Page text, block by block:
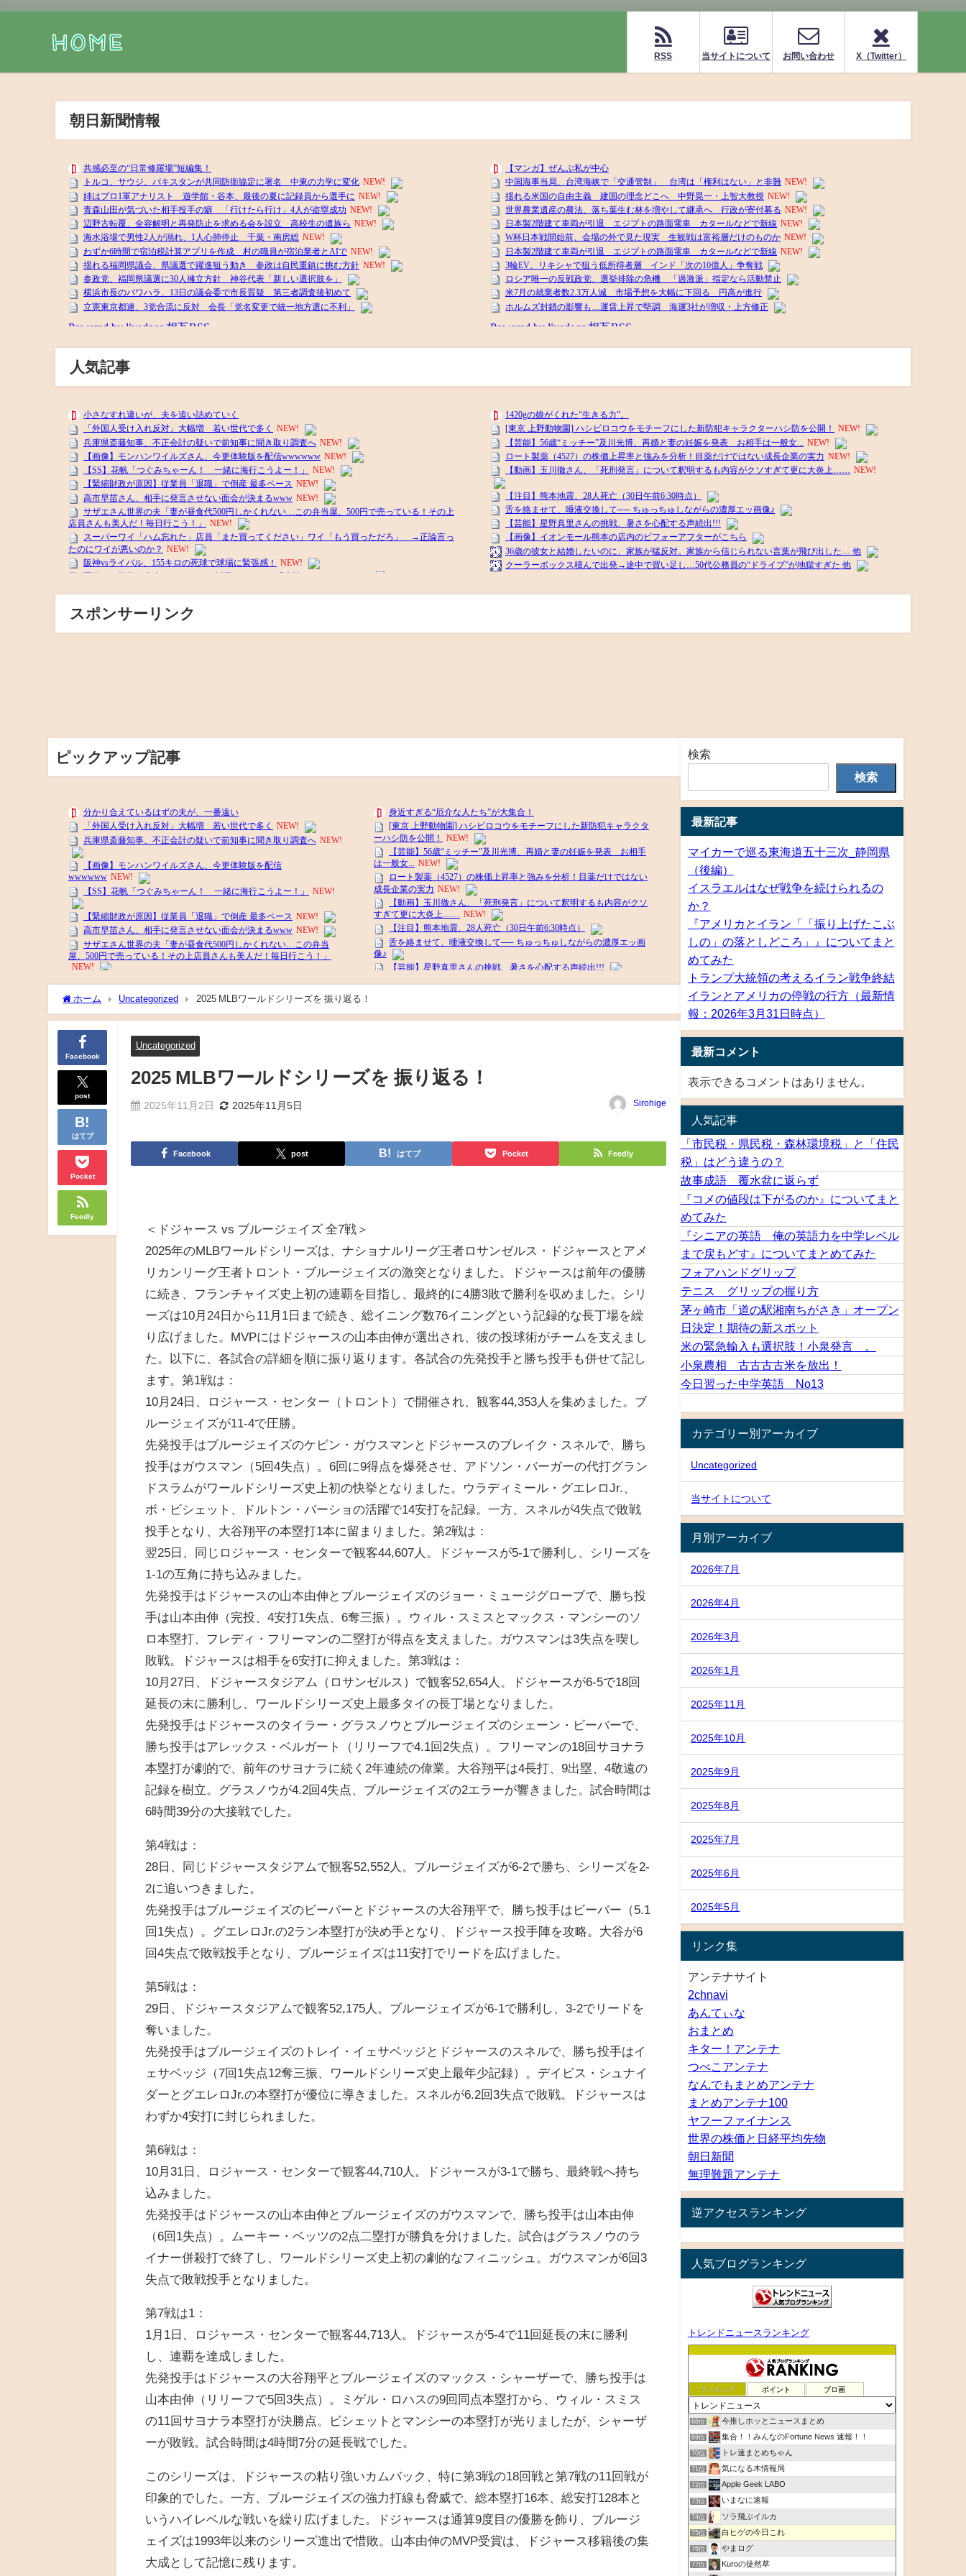
RSS 当サイトについて お問い合わせ X（Twitter）
朝日新聞情報
人気記事
スポンサーリンク
ピックアップ記事
ホーム Uncategorized 2025 MLBワールドシリーズを 振り返る！
Facebook
post
はてブ
Pocket
Feedly
Uncategorized
2025 MLBワールドシリーズを 振り返る！
2025年11月2日 2025年11月5日 Sirohige
Facebook post はてブ Pocket Feedly
＜ドジャース vs ブルージェイズ 全7戦＞
2025年のMLBワールドシリーズは、ナショナルリーグ王者ロサンゼルス・ドジャースとアメ
リカンリーグ王者トロント・ブルージェイズの激突となりました。ドジャースは前年の優勝
に続き、フランチャイズ史上初の連覇を目指し、最終的に4勝3敗で勝利を収めました。シリ
ーズは10月24日から11月1日まで続き、総イニング数76イニングという記録的な長丁場を繰
り広げました。MVPにはドジャースの山本由伸が選出され、彼の投球術がチームを支えまし
た。以下に、各試合の詳細を順に振り返ります。各試合の先発投手と勝ち投手も併せて記し
ます。第1戦は：
10月24日、ロジャース・センター（トロント）で開催され、観客44,353人を集めました。ブ
ルージェイズが11-4で圧勝。
先発投手はブルージェイズのケビン・ガウスマンとドジャースのブレイク・スネルで、勝ち
投手はガウスマン（5回4失点）。6回に9得点を爆発させ、アドソン・バーガーの代打グラン
ドスラムがワールドシリーズ史上初の快挙となりました。ウラディミール・グエレロJr.、
ボ・ビシェット、ドルトン・バーショの活躍で14安打を記録。一方、スネルが4失点で敗戦
投手となり、大谷翔平の本塁打1本に留まりました。第2戦は：
翌25日、同じロジャース・センターで観客44,607人。ドジャースが5-1で勝利し、シリーズを
1-1の互角に持ち込みました。
先発投手はドジャースの山本由伸とブルージェイズのジョー・ミュージグローブで、勝ち投
手は山本由伸（完投、4安打1失点、6奪三振）。ウィル・スミスとマックス・マンシーのソ
ロ本塁打、フレディ・フリーマンの二塁打が得点を支えました。ガウスマンは3失点を喫し
敗戦。ドジャースは相手を6安打に抑えました。第3戦は：
10月27日、ドジャースタジアム（ロサンゼルス）で観客52,654人。ドジャースが6-5で18回
延長の末に勝利し、ワールドシリーズ史上最多タイの長丁場となりました。
先発投手はドジャースのタイラー・グラスノウとブルージェイズのシェーン・ビーバーで、
勝ち投手はアレックス・ベルガート（リリーフで4.1回2失点）。フリーマンの18回サヨナラ
本塁打が劇的で、前年のサヨナラに続く2年連続の偉業。大谷翔平は4長打、9出塁、4敬遠の
記録を樹立。グラスノウが4.2回4失点、ブルージェイズの2エラーが響きました。試合時間は
6時間39分の大接戦でした。
第4戦は：
28日、同じドジャースタジアムで観客52,552人。ブルージェイズが6-2で勝ち、シリーズを2-
2に追いつきました。
先発投手はブルージェイズのビーバーとドジャースの大谷翔平で、勝ち投手はビーバー（5.1
回1失点）。グエレロJr.の2ラン本塁打が決め手となり、ドジャース投手陣を攻略。大谷が6
回4失点で敗戦投手となり、ブルージェイズは11安打でリードを広げました。
第5戦は：
29日、ドジャースタジアムで観客52,175人。ブルージェイズが6-1で勝利し、3-2でリードを
奪いました。
先発投手はブルージェイズのトレイ・イェサベッジとドジャースのスネルで、勝ち投手はイ
ェサベッジ（7回1失点12奪三振、ワールドシリーズ史上最年少記録）。デイビス・シュナイ
ダーとグエレロJr.の本塁打が優位に導きました。スネルが6.2回3失点で敗戦。ドジャースは
わずか4安打に封じられました。
第6戦は：
10月31日、ロジャース・センターで観客44,710人。ドジャースが3-1で勝ち、最終戦へ持ち
込みました。
先発投手はドジャースの山本由伸とブルージェイズのガウスマンで、勝ち投手は山本由伸
（6回1失点）。ムーキー・ベッツの2点二塁打が勝負を分けました。試合はグラスノウのラ
イナー併殺打で終了し、ワールドシリーズ史上初の劇的なフィニッシュ。ガウスマンが6回3
失点で敗戦投手となりました。
第7戦は1：
1月1日、ロジャース・センターで観客44,713人。ドジャースが5-4で11回延長の末に勝利
し、連覇を達成しました。
先発投手はドジャースの大谷翔平とブルージェイズのマックス・シャーザーで、勝ち投手は
山本由伸（リリーフで5回3失点）。ミゲル・ロハスの9回同点本塁打から、ウィル・スミス
の11回サヨナラ本塁打が決勝点。ビシェットとマンシーの本塁打が光りましたが、シャーザ
ーが敗戦。試合時間は4時間7分の延長戦でした。
このシリーズは、ドジャースの粘り強いカムバック、特に第3戦の18回戦と第7戦の11回戦が
印象的でした。一方、ブルージェイズの強力打線も脅威で、総本塁打16本、総安打128本と
いうハイレベルな戦いを繰り広げました。ドジャースは通算9度目の優勝を飾り、ブルージ
ェイズは1993年以来のシリーズ進出で惜敗。山本由伸のMVP受賞は、ドジャース移籍後の集
大成として記憶に残ります。
検索
検索
最新記事
マイカーで巡る東海道五十三次_静岡県
（後編）
イスラエルはなぜ戦争を続けられるの
か？
『アメリカとイラン「「振り上げたこぶ
しの」の落としどころ」』についてまと
めてみた
トランプ大統領の考えるイラン戦争終結
イランとアメリカの停戦の行方（最新情
報：2026年3月31日時点）
最新コメント
表示できるコメントはありません。
人気記事
「市民税・県民税・森林環境税」と「住民
税」はどう違うの？
故事成語 覆水盆に返らず
『コメの値段は下がるのか』についてまと
めてみた
『シニアの英語 俺の英語力を中学レベル
まで戻もどす』についてまとめてみた
フォアハンドグリップ
テニス グリップの握り方
茅ヶ崎市「道の駅湘南ちがさき」オープン
日決定！期待の新スポット
米の緊急輸入も選択肢！小泉発言 。
小泉農相 古古古古米を放出！
今日習った中学英語 No13
カテゴリー別アーカイブ
Uncategorized
当サイトについて
月別アーカイブ
2026年7月
2026年4月
2026年3月
2026年1月
2025年11月
2025年10月
2025年9月
2025年8月
2025年7月
2025年6月
2025年5月
リンク集
アンテナサイト
2chnavi
あんてぃな
おまとめ
キター！アンテナ
つべこアンテナ
なんでもまとめアンテナ
まとめアンテナ100
ヤフーファイナンス
世界の株価と日経平均先物
朝日新聞
無理難題アンテナ
逆アクセスランキング
人気ブログランキング
トレンドニュースランキング
ランキング ポイント ブロ画
68位 今推しホッとニュースまとめ
69位 集合！！みんなのFortune News 速報！！
70位 トレ速まとめちゃん
71位 気になる木情報局
72位 Apple Geek LABO
73位 いまなに速報
74位 ソラ飛ぶイルカ
75位 白ヒゲの今日これ
76位 やまログ
77位
Kuroの徒然草